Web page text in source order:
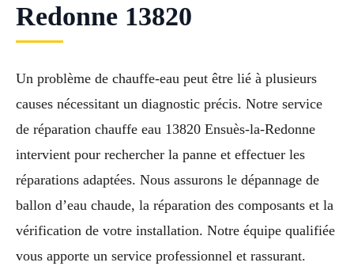
Redonne 13820
Un problème de chauffe-eau peut être lié à plusieurs
causes nécessitant un diagnostic précis. Notre service
de réparation chauffe eau 13820 Ensuès-la-Redonne
intervient pour rechercher la panne et effectuer les
réparations adaptées. Nous assurons le dépannage de
ballon d’eau chaude, la réparation des composants et la
vérification de votre installation. Notre équipe qualifiée
vous apporte un service professionnel et rassurant.